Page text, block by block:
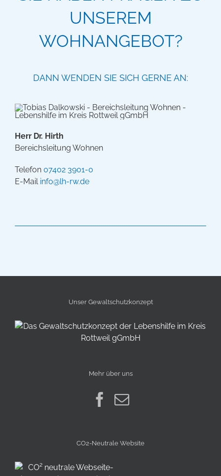
UNSEREM
WOHNANGEBOT?
DANN WENDEN SIE SICH GERNE AN:
Herr Dr. Hirth
Bereichsleitung Wohnen
Telefon 07402 3901-0
E-Mailinfo@lh-rw.de
Unser Gewalt­schutz­konzept
Mehr über uns
CO2-Neutrale Website